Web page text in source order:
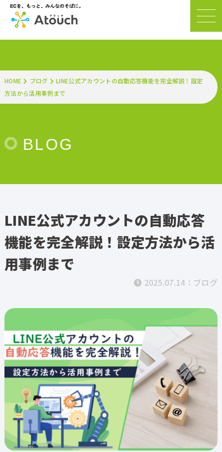
HOME ブログ
LINE公式アカウントの自動応答機能を完全解説！設定
方法から活用事例まで
BLOG
LINE公式アカウントの自動応答
機能を完全解説！設定方法から活
用事例まで
2025.07.14： ブログ